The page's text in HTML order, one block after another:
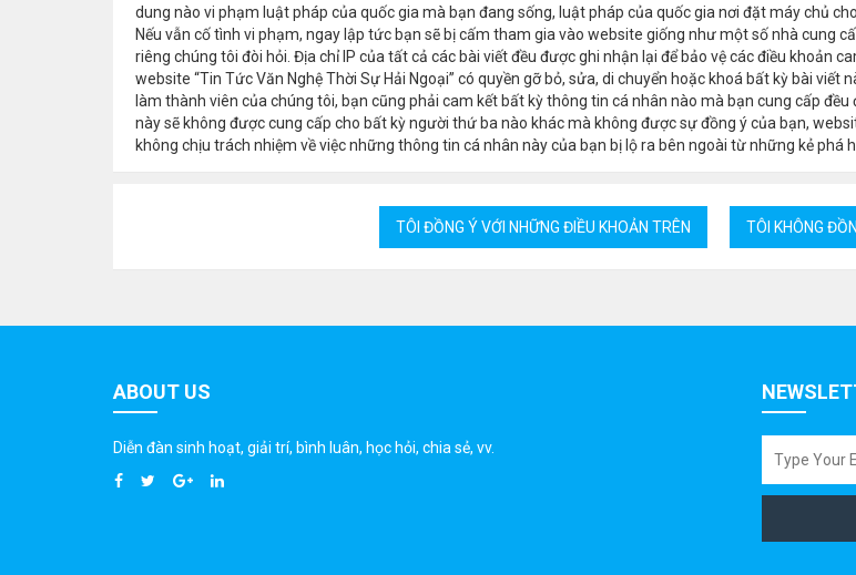
dung nào vi phạm luật pháp của quốc gia mà bạn đang sống, luật pháp của quốc gia nơi đặt máy chủ
Nếu vẫn cố tình vi phạm, ngay lập tức bạn sẽ bị cấm tham gia vào website giống như một số nhà cung
riêng chúng tôi đòi hỏi. Địa chỉ IP của tất cả các bài viết đều được ghi nhận lại để bảo vệ các điều khoản
website “Tin Tức Văn Nghệ Thời Sự Hải Ngoại” có quyền gỡ bỏ, sửa, di chuyển hoặc khoá bất kỳ bài
làm thành viên của chúng tôi, bạn cũng phải cam kết bất kỳ thông tin cá nhân nào mà bạn cung cấp
này sẽ không được cung cấp cho bất kỳ người thứ ba nào khác mà không được sự đồng ý của bạn,
không chịu trách nhiệm về việc những thông tin cá nhân này của bạn bị lộ ra bên ngoài từ những kẻ phá
ABOUT US
Diễn đàn sinh hoạt, giải trí, bình luân, học hỏi, chia sẻ, vv.